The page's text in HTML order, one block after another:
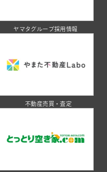
ヤマタグループ採用情報
不動産売買・査定